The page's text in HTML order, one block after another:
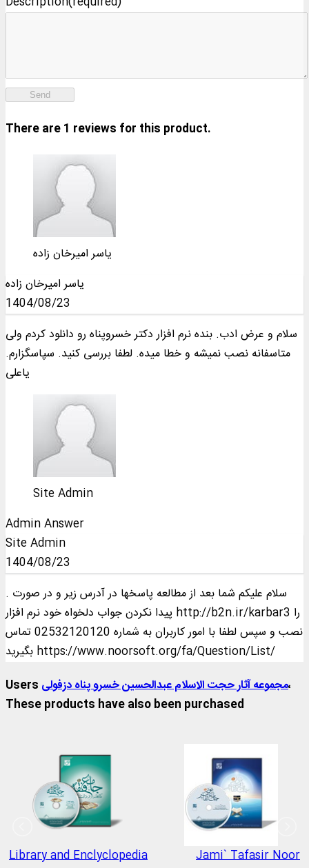
Send
There are 1 reviews for this product.
یاسر امیرخان زاده
یاسر امیرخان زاده
1404/08/23
سلام و عرض ادب. بنده نرم افزار دکتر خسروپناه رو دانلود کردم ولی
متاسفانه نصب نمیشه و خطا میده. لطفا بررسی کنید. سپاسگزارم.
یاعلی
Site Admin
Admin Answer
Site Admin
1404/08/23
. سلام علیکم شما بعد از مطالعه پاسخها در آدرس زیر و در صورت
پیدا نکردن جواب دلخواه خود نرم افزار http://b2n.ir/karbar3 را
نصب و سپس لطفا با امور کاربران به شماره 02532120120 تماس
بگیرید https://www.noorsoft.org/fa/Question/List/
Users مجموعه آثار حجت الاسلام عبدالحسین خسرو پناه دزفولی،
These products have also been purchased
Jami` Tafasir Noor
Library and Enclyclopedia